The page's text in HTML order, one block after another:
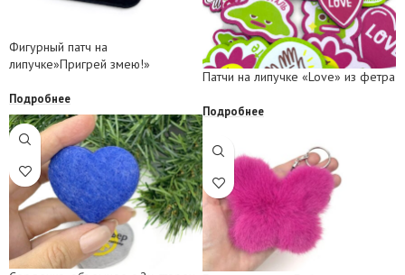
Фигурный патч на
липучке»Пригрей змею!»
Подробнее
Патчи на липучке «Love» из фетра
Подробнее